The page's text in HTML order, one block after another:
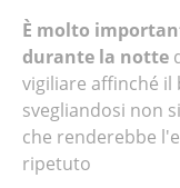
È molto
durante la notte
vigiliare affinché
svegliandosi non
che renderebbe
ripetuto